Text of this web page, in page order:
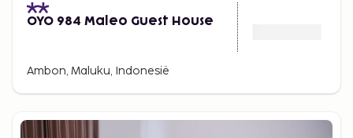
OYO 984 Maleo Guest House
Ambon, Maluku, Indonesië